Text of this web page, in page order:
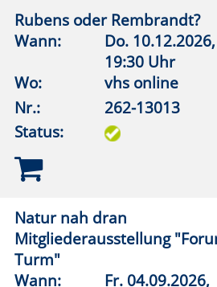
Zukunftswald Rüthen
Wann:
Die Pflanztermine im
lagen bei
nicht vor. Aktuelle
Informationen:
Lippstadt
Wo:
Rüthen, Sonstiger
262-14241
Status:
Motorsägenkurs – Sicherheit bei
Waldarbeit
Wann:
16.10.2026,